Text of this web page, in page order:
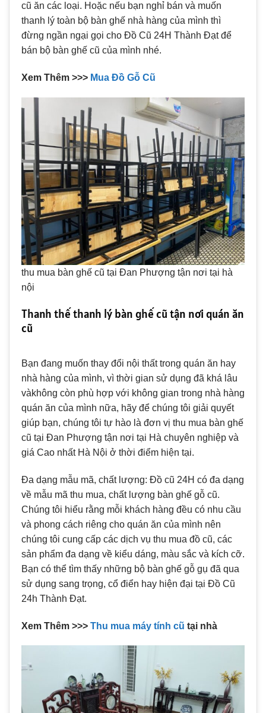
cũ ăn các loại. Hoặc nếu bạn nghỉ bán và muốn
thanh lý toàn bộ bàn ghế nhà hàng của mình thì
đừng ngần ngại gọi cho Đồ Cũ 24H Thành Đạt để
bán bộ bàn ghế cũ của mình nhé.
Xem Thêm >>> Mua Đồ Gỗ Cũ
thu mua bàn ghế cũ tại Đan Phượng tận nơi tại hà
nội
Thanh thế thanh lý bàn ghế cũ tận nơi quán ăn
cũ
Bạn đang muốn thay đổi nội thất trong quán ăn hay
nhà hàng của mình, vì thời gian sử dụng đã khá lâu
vàkhông còn phù hợp với không gian trong nhà hàng
quán ăn của mình nữa, hãy để chúng tôi giải quyết
giúp bạn, chúng tôi tự hào là đơn vị thu mua bàn ghế
cũ tại Đan Phượng tận nơi tại Hà chuyên nghiệp và
giá Cao nhất Hà Nội ở thời điểm hiện tại.
Đa dạng mẫu mã, chất lượng: Đồ cũ 24H có đa dạng
về mẫu mã thu mua, chất lượng bàn ghế gỗ cũ.
Chúng tôi hiểu rằng mỗi khách hàng đều có nhu cầu
và phong cách riêng cho quán ăn của mình nên
chúng tôi cung cấp các dịch vụ thu mua đồ cũ, các
sản phẩm đa dạng về kiểu dáng, màu sắc và kích cỡ.
Bạn có thể tìm thấy những bộ bàn ghế gỗ gụ đã qua
sử dụng sang trọng, cổ điển hay hiện đại tại Đồ Cũ
24h Thành Đạt.
Xem Thêm >>> Thu mua máy tính cũ tại nhà